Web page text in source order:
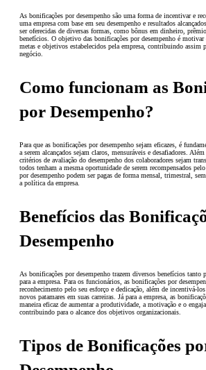
As bonificações por desempenho são uma forma de incentivar e
uma empresa com base em seu desempenho e resultados
ser oferecidas de diversas formas, como bônus em dinheiro,
benefícios. O objetivo das bonificações por desempenho é
metas e objetivos estabelecidos pela empresa, contribuindo assim
negócio.
Como funcionam as
por Desempenho?
Para que as bonificações por desempenho sejam eficazes, é
a serem alcançados sejam claros, mensuráveis e desafiadores.
critérios de avaliação do desempenho dos colaboradores sejam
todos tenham a mesma oportunidade de serem recompensados
por desempenho podem ser pagas de forma mensal, trimestral,
a política da empresa.
Benefícios das
Desempenho
As bonificações por desempenho trazem diversos benefícios tanto
para a empresa. Para os funcionários, as bonificações por
reconhecimento pelo seu esforço e dedicação, além de incentivá-los
novos patamares em suas carreiras. Já para a empresa, as
maneira eficaz de aumentar a produtividade, a motivação e o
contribuindo para o alcance dos objetivos organizacionais.
Tipos de Bonificações